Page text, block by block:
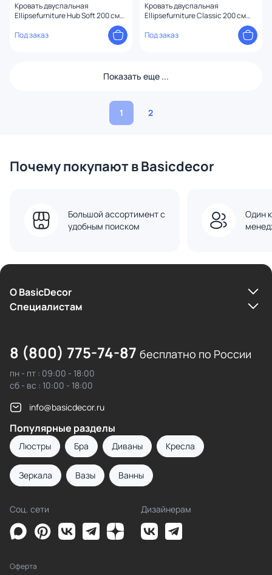
Кровать двуспальная
Ellipsefurniture Hub Soft 200 см
HU010111370499
Под заказ
Кровать двуспальная
Ellipsefurniture Classic 200 см
(серый, велюр) СF010202260501
Под заказ
Показать еще ...
1 2
Почему покупают в Basicdecor
Большой ассортимент с
удобным поиском
Один
О BasicDecor
Cпециалистам
8 (800) 775-74-87 бесплатно по России
пн - пт : 09:00 - 18:00
сб - вс : 10:00 - 18:00
info@basicdecor.ru
Популярные разделы
Люстры Бра Диваны Кресла
Зеркала Вазы Ванны
Соц. сети Дизайнерам
Оферта